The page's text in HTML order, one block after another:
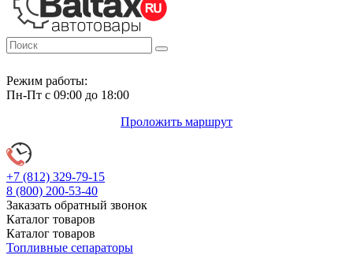
Режим работы:
Пн-Пт с 09:00 до 18:00
Проложить маршрут
+7 (812) 329-79-15
8 (800) 200-53-40
Заказать обратный звонок
Каталог товаров
Каталог товаров
Топливные сепараторы